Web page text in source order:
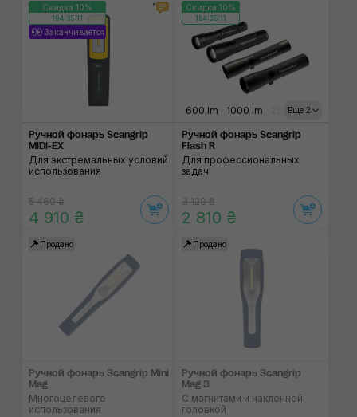
Скидка 10%
194:35:11
Заканчивается
1
Ручной фонарь Scangrip
MIDI-EX
Для экстремальных условий
использования
5 460 ₴
4 910 ₴
Скидка 10%
194:35:11
Еще 2
600 lm 1000 lm 200 lm 400 lm
Ручной фонарь Scangrip
Flash R
Для профессиональных
задач
3 120 ₴
2 810 ₴
Продано
Ручной фонарь Scangrip Mini
Mag
Многоцелевого
использования
Продано
Ручной фонарь Scangrip
Mag 3
С магнитами и наклонной
головкой